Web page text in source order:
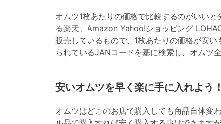
オムツ1枚あたりの価格で比較するのがいい
る楽天、Amazon Yahoo!ショッピング
販売しているもので、1枚あたりの価格が安
られているJANコードを基に検索し、オムツ
安いオムツを早く楽に手に入れよう
オムツはどこのお店で購入しても商品自体変